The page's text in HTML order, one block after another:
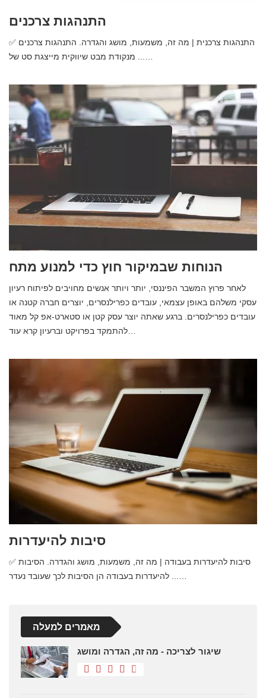
התנהגות צרכנים
✅ התנהגות צרכנית | מה זה, משמעות, מושג והגדרה. התנהגות צרכנים
מנקודת מבט שיווקית מייצגת סט של ...…
הנוחות שבמיקור חוץ כדי למנוע מתח
לאחר פרוץ המשבר הפיננסי, יותר ויותר אנשים מחויבים לפיתוח רעיון
עסקי משלהם באופן עצמאי, עובדים כפרילנסרים, יוצרים חברה קטנה או
עובדים כפרילנסרים. ברגע שאתה יוצר עסק קטן או סטארט-אפ קל מאוד
סיבות להיעדרות
✅ סיבות להיעדרות בעבודה | מה זה, משמעות, מושג והגדרה. הסיבות
מאמרים למעלה
שיגור לצריכה - מה זה, הגדרה ומושג